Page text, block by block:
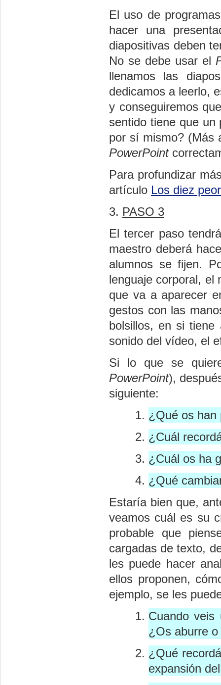
El uso de
hacer una
diapositivas deben
No se debe usar el
llenamos las
dedicamos a leerlo,
y conseguiremos
sentido tiene que un
por sí mismo? (Más
PowerPoint
Para profundizar
artículo Los diez
3. PASO 3
El tercer paso
maestro deberá
alumnos se fijen.
lenguaje corporal, el
que va a aparecer
gestos con las
bolsillos, en si
sonido del vídeo, el
Si lo que se
PowerPoint),
siguiente:
¿Qué os han
¿Cuál
¿Cuál os ha
¿Qué
Estaría bien que,
veamos cuál es su
probable que
cargadas de texto,
les puede hacer
ellos proponen,
ejemplo, se les
Cuando
¿Os aburre
¿Qué
expansión